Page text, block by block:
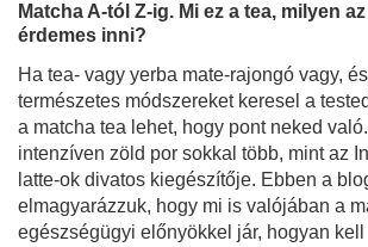
Matcha A-tól Z-ig. Mi ez a tea, milyen
érdemes inni?
Ha tea- vagy yerba mate-rajongó vagy,
természetes módszereket keresel a
a matcha tea lehet, hogy pont neked
intenzíven zöld por sokkal több, mint az
latte-ok divatos kiegészítője. Ebben a
elmagyarázzuk, hogy mi is valójában a
egészségügyi előnyökkel jár, hogyan